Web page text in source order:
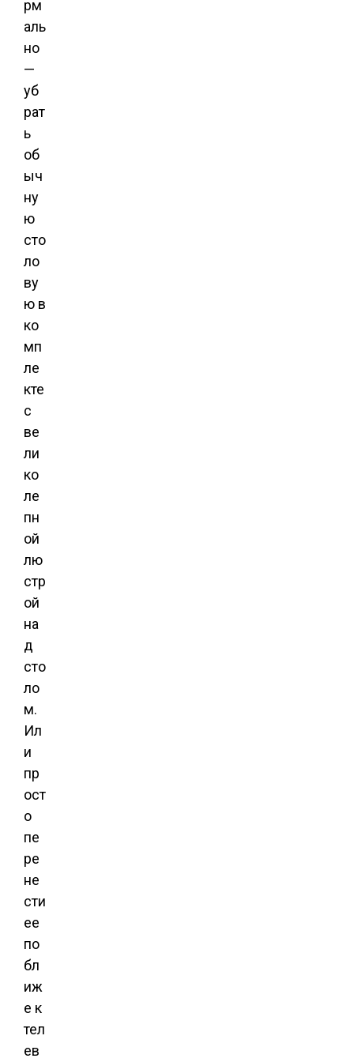
рм
аль
но
—
уб
рат
ь
об
ыч
ну
ю
сто
ло
ву
ю в
ко
мп
ле
кте
с
ве
ли
ко
ле
пн
ой
лю
стр
ой
на
д
сто
ло
м.
Ил
и
пр
ост
о
пе
ре
не
сти
ее
по
бл
иж
е к
тел
ев